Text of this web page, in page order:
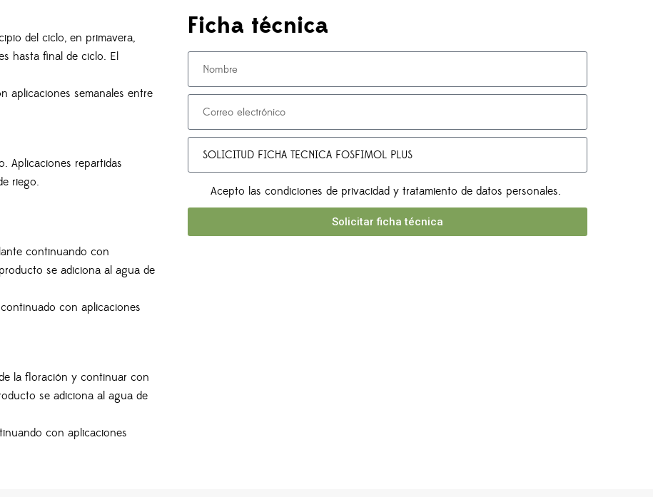
del ciclo, en primavera,
hasta final de ciclo. El
aplicaciones semanales entre
Aplicaciones repartidas
riego.
continuando con
se adiciona al agua de
con aplicaciones
la floración y continuar con
se adiciona al agua de
con aplicaciones
Ficha técnica
Acepto las condiciones de privacidad y tratamiento de datos personales.
Solicitar ficha técnica